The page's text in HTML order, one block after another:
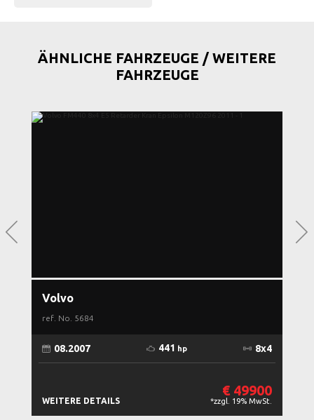
ÄHNLICHE FAHRZEUGE / WEITERE
FAHRZEUGE
Volvo
ref. No. 5684
08.2007 441 hp 8x4
WEITERE DETAILS
€ 49900
*zzgl. 19% MwSt.